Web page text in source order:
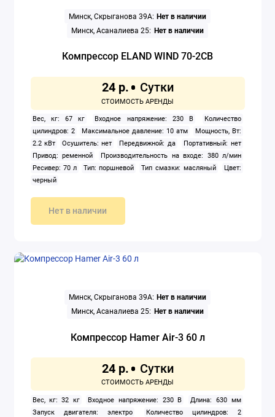
Минск, Скрыганова 39А: Нет в наличии
Минск, Асаналиева 25: Нет в наличии
Компрессор ELAND WIND 70-2CB
24 р.
Вес, кг: 67 кг Входное напряжение: 230 В
Количество
цилиндров: 2
Максимальное давление: 10 атм
Мощность, Вт:
2.2 кВт
Осушитель: нет Передвижной: да
Портативный: нет
Привод: ременной
Производительность на входе: 380 л/мин
Ресивер: 70 л
Тип: поршневой Тип смазки: масляный
Цвет:
черный
Нет в наличии
Минск, Скрыганова 39А: Нет в наличии
Минск, Асаналиева 25: Нет в наличии
Компрессор Hamer Air-3 60 л
24 р.
Вес, кг: 32 кг Входное напряжение: 230 В
Длина: 630 мм
Запуск двигателя: электро
Количество цилиндров: 2